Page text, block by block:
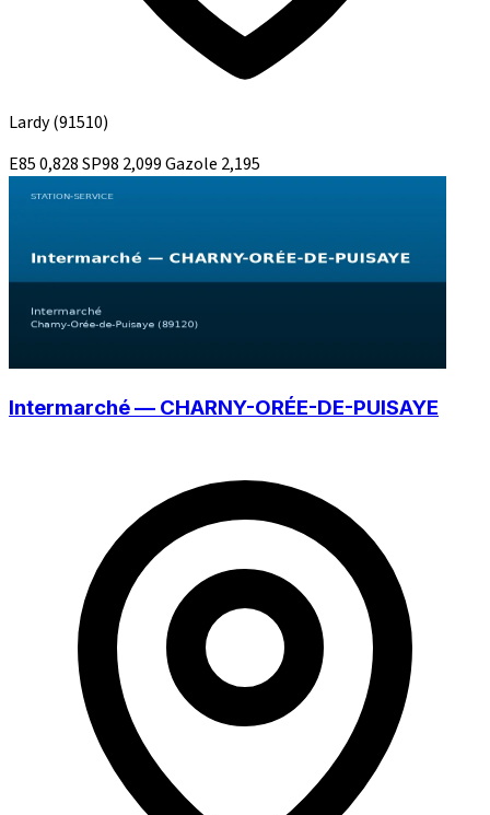
Lardy(91510)
E850,828SP98 2,099Gazole 2,195
Intermarché — CHARNY-ORÉE-DE-PUISAYE